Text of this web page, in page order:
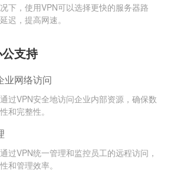
下，使用VPN可以选择更快的服务器路
迟，提高网速。
支持
业网络访问
过VPN安全地访问企业内部资源，确保数
和完整性。
过VPN统一管理和监控员工的远程访问，
和管理效率。